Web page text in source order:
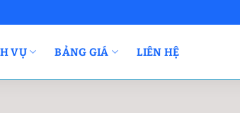
VỤ BẢNG GIÁ LIÊN HỆ